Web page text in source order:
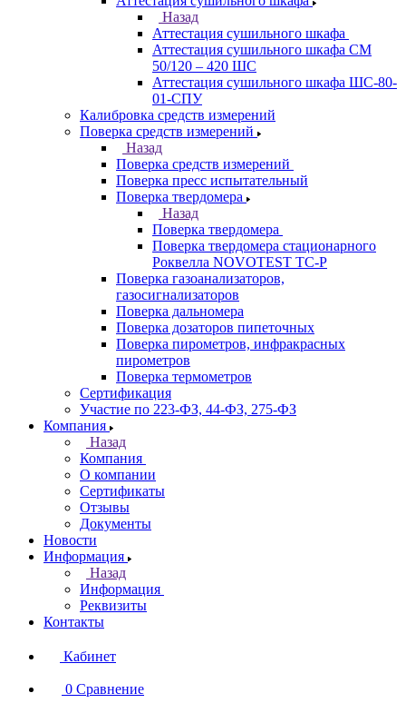
Назад
Аттестация сушильного шкафа
Аттестация сушильного шкафа СМ
50/120 – 420 ШС
Аттестация сушильного шкафа ШС-80-
01-СПУ
Калибровка средств измерений
Поверка средств измерений
Назад
Поверка средств измерений
Поверка пресс испытательный
Поверка твердомера
Назад
Поверка твердомера
Поверка твердомера стационарного
Роквелла NOVOTEST TС-Р
Поверка газоанализаторов,
газосигнализаторов
Поверка дальномера
Поверка дозаторов пипеточных
Поверка пирометров, инфракрасных
пирометров
Поверка термометров
Сертификация
Участие по 223-ФЗ, 44-ФЗ, 275-ФЗ
Компания
Назад
Компания
О компании
Сертификаты
Отзывы
Документы
Новости
Информация
Назад
Информация
Реквизиты
Контакты
Кабинет
0 Сравнение